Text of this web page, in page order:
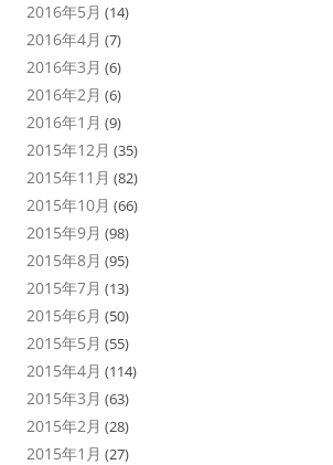
2016年5月 (14)
2016年4月 (7)
2016年3月 (6)
2016年2月 (6)
2016年1月 (9)
2015年12月 (35)
2015年11月 (82)
2015年10月 (66)
2015年9月 (98)
2015年8月 (95)
2015年7月 (13)
2015年6月 (50)
2015年5月 (55)
2015年4月 (114)
2015年3月 (63)
2015年2月 (28)
2015年1月 (27)